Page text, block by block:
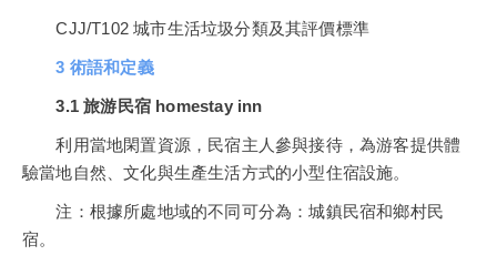
CJJ/T102 城市生活垃圾分類及其評價標準
3 術語和定義
3.1 旅游民宿 homestay inn
利用當地閑置資源，民宿主人參與接待，為游客提供體
驗當地自然、文化與生產生活方式的小型住宿設施。
注：根據所處地域的不同可分為：城鎮民宿和鄉村民
宿。